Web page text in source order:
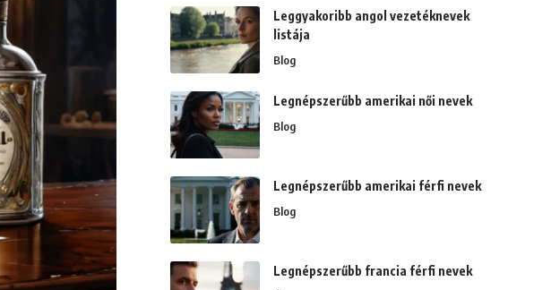
Leggyakoribb angol vezetéknevek
listája
Blog
Legnépszerűbb amerikai női nevek
Blog
Legnépszerűbb amerikai férfi nevek
Blog
Legnépszerűbb francia férfi nevek